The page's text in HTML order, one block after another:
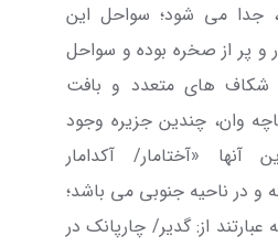
جدا می شود؛ سواحل این
پر از صخره بوده و سواحل
شکاف های متعدد و بافت
وان، چندین جزیره وجود
آنها «آختامار/ آکدامار
و در ناحیه جنوبی می باشد؛
عبارتند از: گدیر/ چارپانک در